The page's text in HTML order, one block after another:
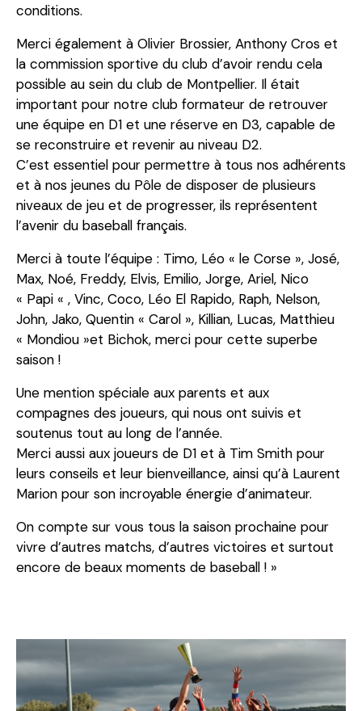
conditions.
Merci également à Olivier Brossier, Anthony Cros et
la commission sportive du club d’avoir rendu cela
possible au sein du club de Montpellier. Il était
important pour notre club formateur de retrouver
une équipe en D1 et une réserve en D3, capable de
se reconstruire et revenir au niveau D2.
C’est essentiel pour permettre à tous nos adhérents
et à nos jeunes du Pôle de disposer de plusieurs
niveaux de jeu et de progresser, ils représentent
l’avenir du baseball français.
Merci à toute l’équipe : Timo, Léo « le Corse », José,
Max, Noé, Freddy, Elvis, Emilio, Jorge, Ariel, Nico
« Papi « , Vinc, Coco, Léo El Rapido, Raph, Nelson,
John, Jako, Quentin « Carol », Killian, Lucas, Matthieu
« Mondiou »et Bichok, merci pour cette superbe
saison !
Une mention spéciale aux parents et aux
compagnes des joueurs, qui nous ont suivis et
soutenus tout au long de l’année.
Merci aussi aux joueurs de D1 et à Tim Smith pour
leurs conseils et leur bienveillance, ainsi qu’à Laurent
Marion pour son incroyable énergie d’animateur.
On compte sur vous tous la saison prochaine pour
vivre d’autres matchs, d’autres victoires et surtout
encore de beaux moments de baseball ! »